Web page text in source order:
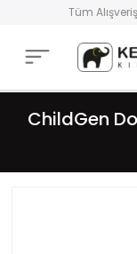
Tüm
ChildGen